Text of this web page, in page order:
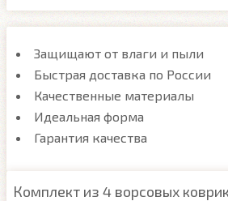
Защищают от влаги и пыли
Быстрая доставка по России
Качественные материалы
Идеальная форма
Гарантия качества
Комплект из 4 ворсовых